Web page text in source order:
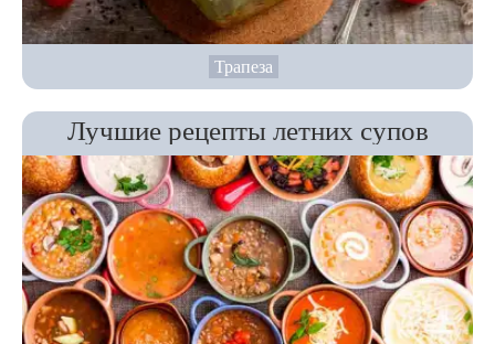
Трапеза
Лучшие рецепты летних супов